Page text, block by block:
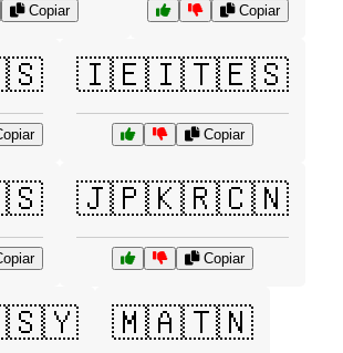
Copiar Copiar
🇮🇪🇮🇹🇪🇸
Copiar
🇯🇵🇰🇷🇨🇳
Copiar
🇲🇦🇹🇳